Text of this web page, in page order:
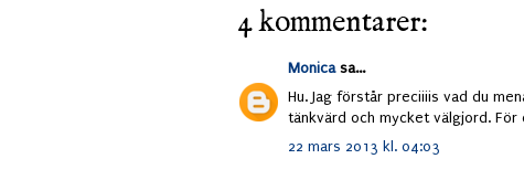
4 kommentarer:
Monicasa...
Hu. Jag förstår preciiiis vad du
tänkvärd och mycket välgjord. För
22 mars 2013 kl. 04:03